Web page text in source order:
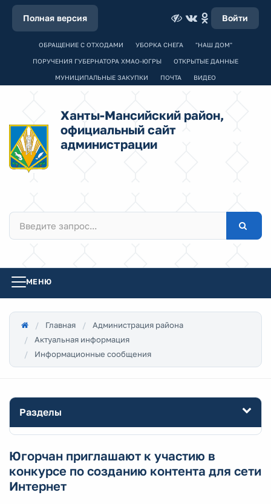
Полная версия Войти
ОБРАЩЕНИЕ С ОТХОДАМИ УБОРКА СНЕГА "НАШ ДОМ"
ПОРУЧЕНИЯ ГУБЕРНАТОРА ХМАО-ЮГРЫ ОТКРЫТЫЕ ДАННЫЕ
МУНИЦИПАЛЬНЫЕ ЗАКУПКИ ПОЧТА ВИДЕО
Ханты-Мансийский район,
официальный сайт
администрации
МЕНЮ
Главная
Администрация района
Актуальная информация
Информационные сообщения
Разделы
Югорчан приглашают к участию в
конкурсе по созданию контента для сети
Интернет